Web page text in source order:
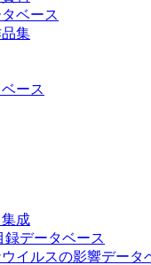
ベース
集
ース
成
録データベース
イルスの影響データ